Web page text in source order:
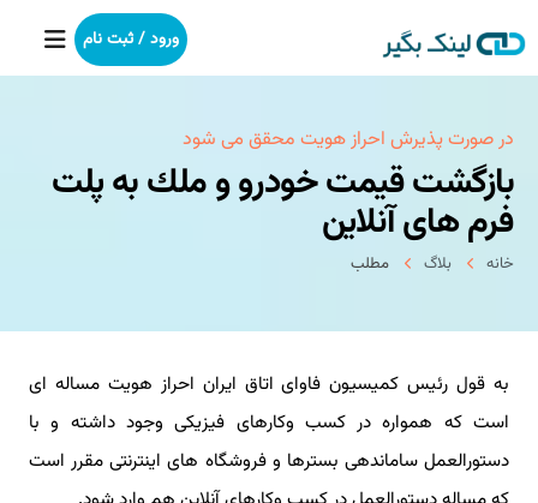
خانه
بکلینک
رپورتاژآگهی
خدمات ما
درباره ما
آموزش
ورود / ثبت نام
در صورت پذیرش احراز هویت محقق می شود
بازگشت قیمت خودرو و ملك به پلت
فرم های آنلاین
خانه بلاگ مطلب
به قول رئیس كمیسیون فاوای اتاق ایران احراز هویت مساله ای
است كه همواره در كسب وكارهای فیزیكی وجود داشته و با
دستورالعمل ساماندهی بسترها و فروشگاه های اینترنتی مقرر است